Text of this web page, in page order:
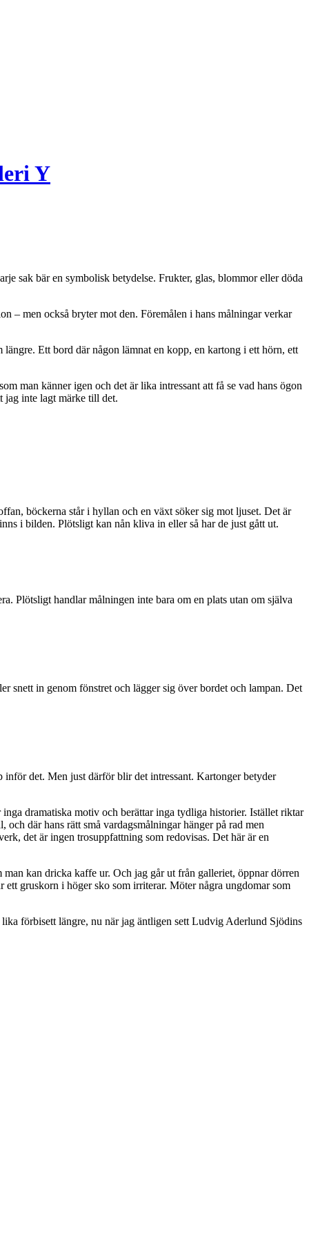
Y
sak bär en symbolisk betydelse. Frukter, glas, blommor eller döda
– men också bryter mot den. Föremålen i hans målningar verkar
längre. Ett bord där någon lämnat en kopp, en kartong i ett hörn, ett
man känner igen och det är lika intressant att få se vad hans ögon
jag inte lagt märke till det.
böckerna står i hyllan och en växt söker sig mot ljuset. Det är
i bilden. Plötsligt kan nån kliva in eller så har de just gått ut.
Plötsligt handlar målningen inte bara om en plats utan om själva
snett in genom fönstret och lägger sig över bordet och lampan. Det
inför det. Men just därför blir det intressant. Kartonger betyder
dramatiska motiv och berättar inga tydliga historier. Istället riktar
där hans rätt små vardagsmålningar hänger på rad men
det är ingen trosuppfattning som redovisas. Det här är en
kan dricka kaffe ur. Och jag går ut från galleriet, öppnar dörren
ett gruskorn i höger sko som irriterar. Möter några ungdomar som
förbisett längre, nu när jag äntligen sett Ludvig Aderlund Sjödins